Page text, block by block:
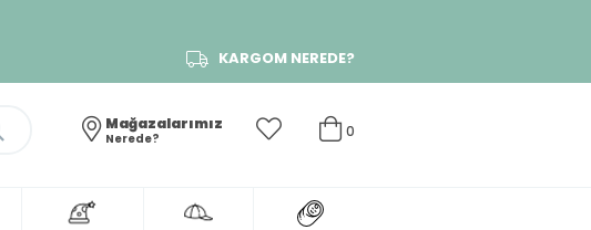
KARGOM NEREDE?
0
Mağazalarımız
Nerede?